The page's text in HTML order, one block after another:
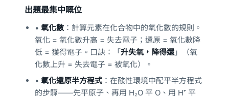
出題最集中嘅位
• 氧化數 ：計算元素在化合物中的氧化數的規則。
氧化 = 氧化數升高 = 失去電子；還原 = 氧化數降
低 = 獲得電子。口訣：「升失氧，降得還」（氧
化數上升 = 失去電子 = 被氧化）。
• 氧化還原半方程式 ：在酸性環境中配平半方程式
的步驟——先平原子、再用 H₂O 平 O、用 H⁺ 平